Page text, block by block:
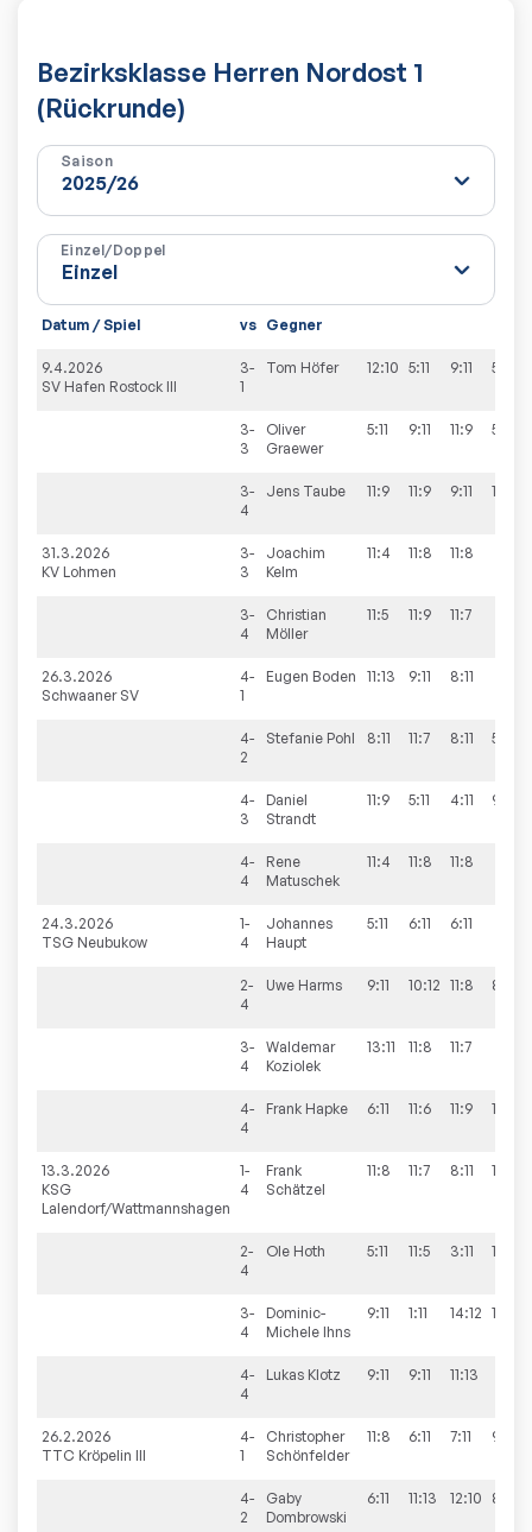
Bezirksklasse Herren Nordost 1
(Rückrunde)
Saison
Einzel/Doppel
Datum / Spiel vs Gegner
9.4.2026
SV Hafen Rostock III
3-
1
Tom Höfer 12:10 5:11 9:11 5:11
3-
3
Oliver
Graewer
5:11 9:11 11:9 5:11
3-
4
Jens Taube 11:9 11:9 9:11 11:8
31.3.2026
KV Lohmen
3-
3
Joachim
Kelm
11:4 11:8 11:8
3-
4
Christian
Möller
11:5 11:9 11:7
26.3.2026
Schwaaner SV
4-
1
Eugen Boden 11:13 9:11 8:11
4-
2
Stefanie Pohl 8:11 11:7 8:11 5:11
4-
3
Daniel
Strandt
11:9 5:11 4:11 9:11
4-
4
Rene
Matuschek
11:4 11:8 11:8
24.3.2026
TSG Neubukow
1-
4
Johannes
Haupt
5:11 6:11 6:11
2-
4
Uwe Harms 9:11 10:12 11:8 8:11
3-
4
Waldemar
Koziolek
13:11 11:8 11:7
4-
4
Frank Hapke 6:11 11:6 11:9 13:11
13.3.2026
KSG
Lalendorf/Wattmannshagen
1-
4
Frank
Schätzel
11:8 11:7 8:11 11:9
2-
4
Ole Hoth 5:11 11:5 3:11 11:9
3-
4
Dominic-
Michele Ihns
9:11 1:11 14:12 11:5
4-
4
Lukas Klotz 9:11 9:11 11:13
26.2.2026
TTC Kröpelin III
4-
1
Christopher
Schönfelder
11:8 6:11 7:11 9:11
4-
2
Gaby
Dombrowski
6:11 11:13 12:10 8:11